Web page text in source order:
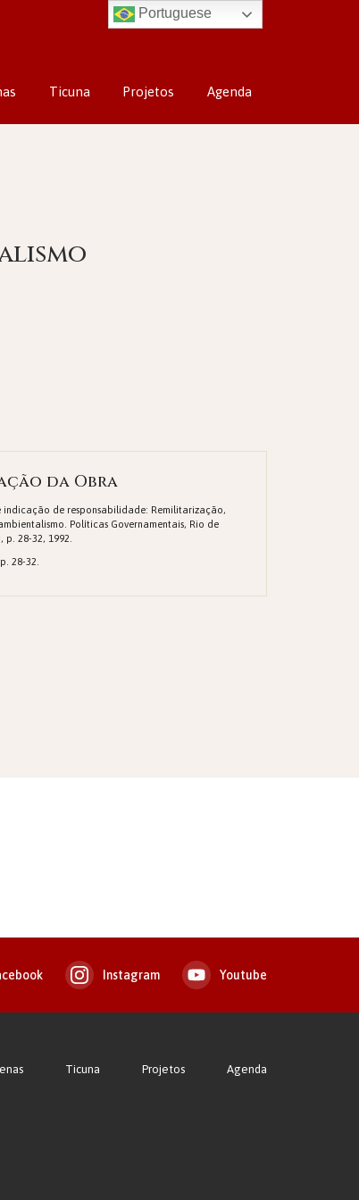
Ticuna Projetos Agenda
da Obra
indicação de responsabilidade: Remilitarização,
Políticas Governamentais, Rio de
p. 28-32, 1992.
28-32.
Instagram Youtube
Ticuna Projetos Agenda
Portuguese